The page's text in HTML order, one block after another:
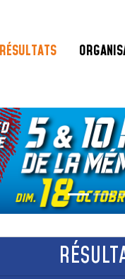
RÉSULTATS